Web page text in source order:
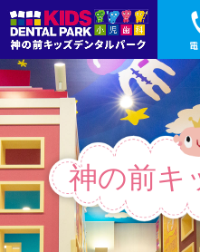
ともみ先生の“ハッピー子育てライフ”第１２回
ッズデ
神の前キ